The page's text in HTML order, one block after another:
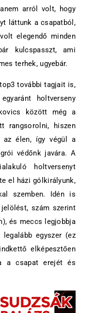
arról volt, hogy
láttunk a csapatból,
elegendő minden
kulcspasszt, ami
terhek, ugyebár.
további tagjait is,
holtverseny
között még a
rangsorolni, hiszen
az élen, így végül a
védőnk javára. A
holtversenyt
el házi gólkirályunk,
szemben. Idén is
szám szerint
és meccs legjobbja
egyszer (ez
elképesztően
a csapat erejét és